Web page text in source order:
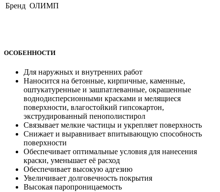
Бренд ОЛИМП
ОСОБЕННОСТИ
Для наружных и внутренних работ
Наносится на бетонные, кирпичные, каменные,
оштукатуренные и зашпатлеванные, окрашенные
воднодисперсионными красками и мелящиеся
поверхности, влагостойкий гипсокартон,
экструдированный пенополистирол
Связывает мелкие частицы и укрепляет поверхность
Снижает и выравнивает впитывающую способность
поверхности
Обеспечивает оптимальные условия для нанесения
краски, уменьшает её расход
Обеспечивает высокую адгезию
Увеличивает долговечность покрытия
Высокая паропроницаемость